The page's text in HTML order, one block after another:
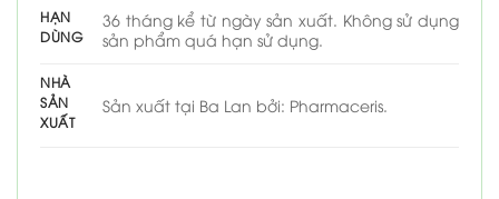
HẠN
DÙNG
36 tháng kể từ ngày sản xuất. Không sử dụng
sản phẩm quá hạn sử dụng.
NHÀ
SẢN
XUẤT
Sản xuất tại Ba Lan bởi: Pharmaceris.